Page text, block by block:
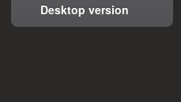
Desktop version